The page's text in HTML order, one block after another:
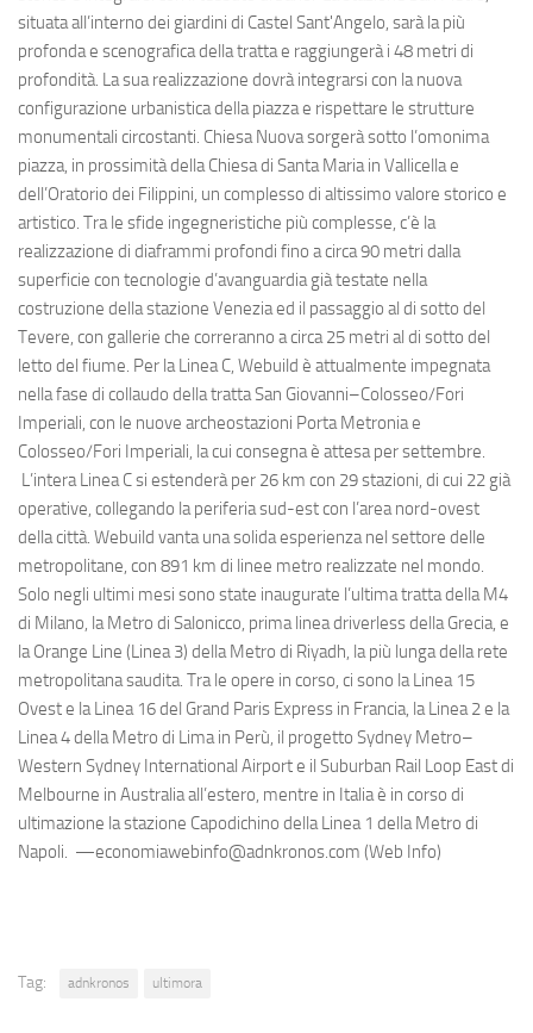
situata all’interno dei giardini di Castel Sant'Angelo, sarà la più
profonda e scenografica della tratta e raggiungerà i 48 metri di
profondità. La sua realizzazione dovrà integrarsi con la nuova
configurazione urbanistica della piazza e rispettare le strutture
monumentali circostanti. Chiesa Nuova sorgerà sotto l’omonima
piazza, in prossimità della Chiesa di Santa Maria in Vallicella e
dell’Oratorio dei Filippini, un complesso di altissimo valore storico e
artistico. Tra le sfide ingegneristiche più complesse, c’è la
realizzazione di diaframmi profondi fino a circa 90 metri dalla
superficie con tecnologie d’avanguardia già testate nella
costruzione della stazione Venezia ed il passaggio al di sotto del
Tevere, con gallerie che correranno a circa 25 metri al di sotto del
letto del fiume. Per la Linea C, Webuild è attualmente impegnata
nella fase di collaudo della tratta San Giovanni–Colosseo/Fori
Imperiali, con le nuove archeostazioni Porta Metronia e
Colosseo/Fori Imperiali, la cui consegna è attesa per settembre.
L’intera Linea C si estenderà per 26 km con 29 stazioni, di cui 22 già
operative, collegando la periferia sud-est con l’area nord-ovest
della città. Webuild vanta una solida esperienza nel settore delle
metropolitane, con 891 km di linee metro realizzate nel mondo.
Solo negli ultimi mesi sono state inaugurate l’ultima tratta della M4
di Milano, la Metro di Salonicco, prima linea driverless della Grecia, e
la Orange Line (Linea 3) della Metro di Riyadh, la più lunga della rete
metropolitana saudita. Tra le opere in corso, ci sono la Linea 15
Ovest e la Linea 16 del Grand Paris Express in Francia, la Linea 2 e la
Linea 4 della Metro di Lima in Perù, il progetto Sydney Metro–
Western Sydney International Airport e il Suburban Rail Loop East di
Melbourne in Australia all’estero, mentre in Italia è in corso di
ultimazione la stazione Capodichino della Linea 1 della Metro di
Napoli. —economiawebinfo@adnkronos.com (Web Info)
Tag: adnkronos ultimora